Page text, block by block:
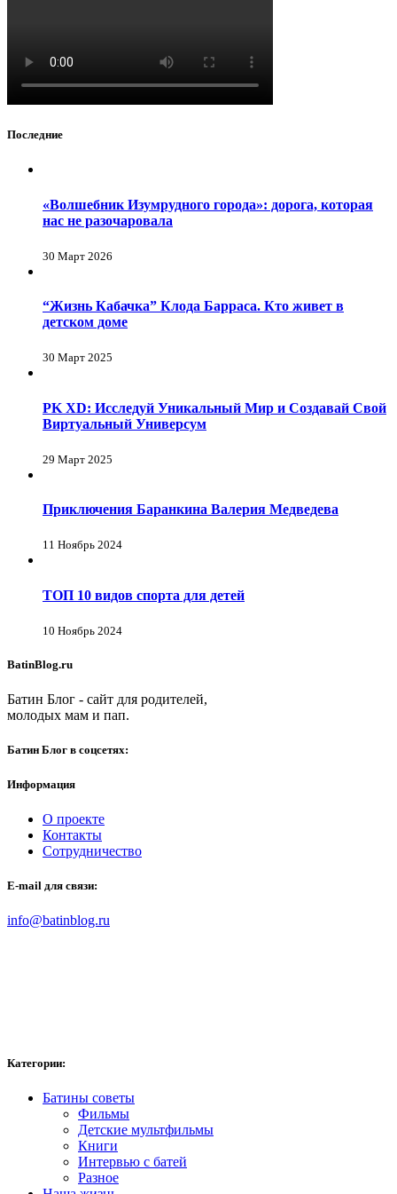
Последние
«Волшебник Изумрудного города»: дорога, которая
нас не разочаровала
30 Март 2026
“Жизнь Кабачка” Клода Барраса. Кто живет в
детском доме
30 Март 2025
PK XD: Исследуй Уникальный Мир и Создавай Свой
Виртуальный Универсум
29 Март 2025
Приключения Баранкина Валерия Медведева
11 Ноябрь 2024
ТОП 10 видов спорта для детей
10 Ноябрь 2024
BatinBlog.ru
Батин Блог - сайт для родителей,
молодых мам и пап.
Батин Блог в соцсетях:
Информация
О проекте
Контакты
Сотрудничество
E-mail для связи:
info@batinblog.ru
Категории:
Батины советы
Фильмы
Детские мультфильмы
Книги
Интервью с батей
Разное